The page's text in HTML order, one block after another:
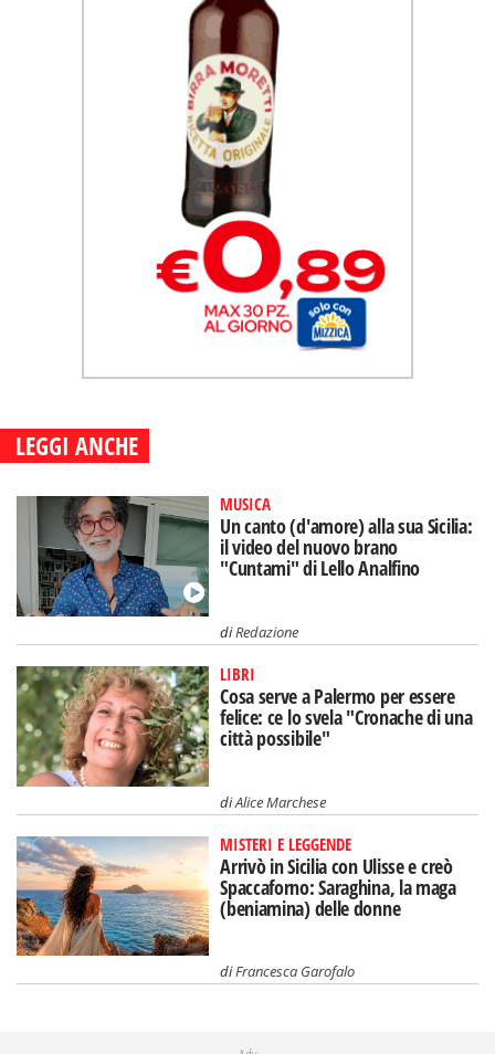
LEGGI ANCHE
MUSICA
Un canto (d'amore) alla sua Sicilia:
il video del nuovo brano
"Cuntami" di Lello Analfino
diRedazione
LIBRI
Cosa serve a Palermo per essere
felice: ce lo svela "Cronache di una
città possibile"
diAlice Marchese
MISTERI E LEGGENDE
Arrivò in Sicilia con Ulisse e creò
Spaccaforno: Saraghina, la maga
(beniamina) delle donne
diFrancesca Garofalo